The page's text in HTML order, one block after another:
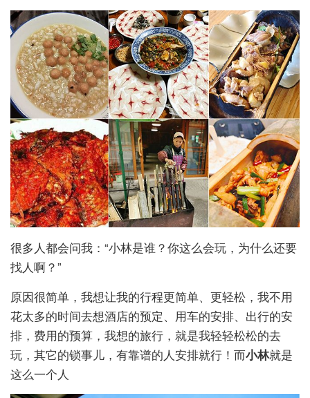
很多人都会问我：“小林是谁？你这么会玩，为什么还要
找人啊？”
原因很简单，我想让我的行程更简单、更轻松，我不用
花太多的时间去想酒店的预定、用车的安排、出行的安
排，费用的预算，我想的旅行，就是我轻轻松松的去
玩，其它的锁事儿，有靠谱的人安排就行！而小林就是
这么一个人